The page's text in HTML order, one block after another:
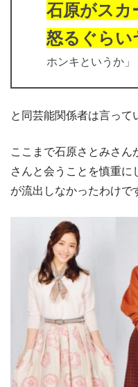
石原がスカ
怒るぐらい
ホンキというか」
と同芸能関係者は言って
ここまで石原さとみさ
さんと会うことを慎重
が流出しなかったわけで